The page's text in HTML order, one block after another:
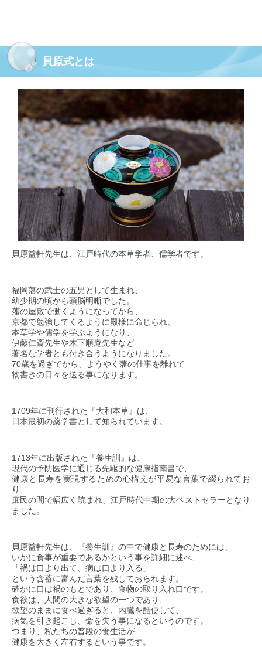
貝原式とは
貝原益軒先生は、江戸時代の本草学者、儒学者です。
福岡藩の武士の五男として生まれ、
幼少期の頃から頭脳明晰でした。
藩の屋敷で働くようになってから、
京都で勉強してくるように殿様に命じられ、
本草学や儒学を学ぶようになり、
伊藤仁斎先生や木下順庵先生など
著名な学者とも付き合うようになりました。
70歳を過ぎてから、ようやく藩の仕事を離れて
物書きの日々を送る事になります。
1709年に刊行された『大和本草』は、
日本最初の薬学書として知られています。
1713年に出版された『養生訓』は、
現代の予防医学に通じる先駆的な健康指南書で、
健康と長寿を実現するための心構えが平易な言葉で綴られてお
り、
庶民の間で幅広く読まれ、江戸時代中期の大ベストセラーとなり
ました。
貝原益軒先生は、『養生訓』の中で健康と長寿のためには、
いかに食事が重要であるかという事を詳細に述べ、
「禍は口より出て、病は口より入る」
という含蓄に富んだ言葉を残しておられます。
確かに口は禍のもとであり、食物の取り入れ口です。
食欲は、人間の大きな欲望の一つであり、
欲望のままに食べ過ぎると、内臓を酷使して、
病気を引き起こし、命を失う事になるというのです。
つまり、私たちの普段の食生活が
健康を大きく左右するという事です。